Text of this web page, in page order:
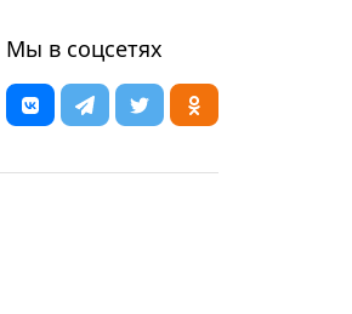
Мы в соцсетях